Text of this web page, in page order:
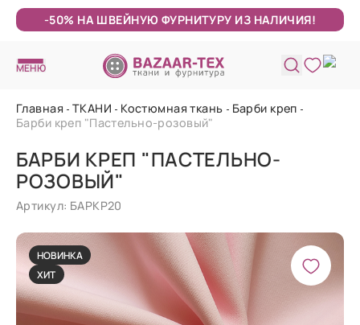
-50% НА ШВЕЙНУЮ ФУРНИТУРУ ИЗ НАЛИЧИЯ!
МЕНЮ
Главная ТКАНИ Костюмная ткань
Барби креп
Барби креп "Пастельно-розовый"
БАРБИ КРЕП "ПАСТЕЛЬНО-
РОЗОВЫЙ"
Артикул: БАРКР20
НОВИНКА
ХИТ